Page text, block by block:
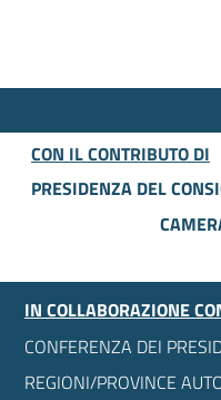
CON IL CONTRIBUTO DI
PRESIDENZA DEL
IN COLLABORAZIONE
CONFERENZA DEI
REGIONI/PROVINCE